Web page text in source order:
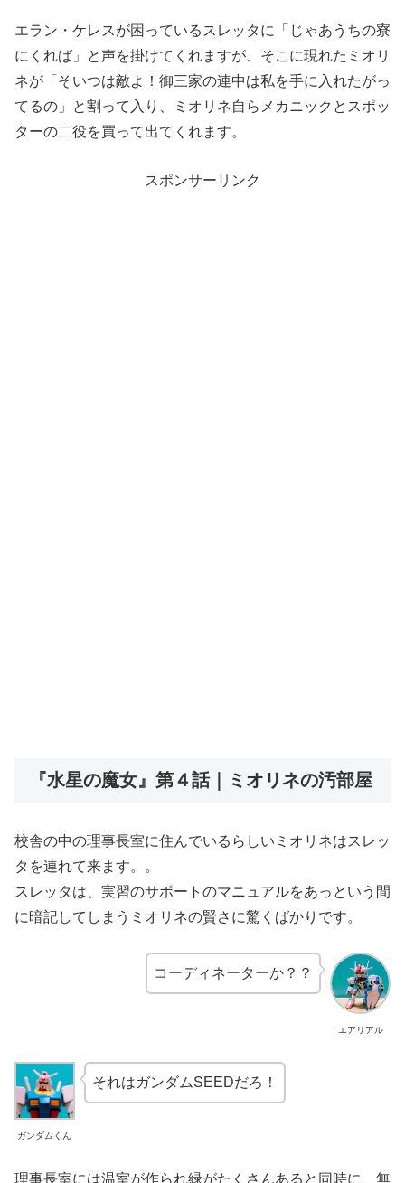
エラン・ケレスが困っているスレッタに「じゃあうちの寮
にくれば」と声を掛けてくれますが、そこに現れたミオリ
ネが「そいつは敵よ！御三家の連中は私を手に入れたがっ
てるの」と割って入り、ミオリネ自らメカニックとスポッ
ターの二役を買って出てくれます。
スポンサーリンク
『水星の魔女』第４話｜ミオリネの汚部屋
校舎の中の理事長室に住んでいるらしいミオリネはスレッ
タを連れて来ます。。
スレッタは、実習のサポートのマニュアルをあっという間
に暗記してしまうミオリネの賢さに驚くばかりです。
エアリアル
コーディネーターか？？
ガンダムくん
それはガンダムSEEDだろ！
理事長室には温室が作られ緑がたくさんあると同時に、無